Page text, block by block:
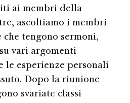
ai membri della
ascoltiamo i membri
tengono sermoni,
vari argomenti
le esperienze personali
Dopo la riunione
svariate classi